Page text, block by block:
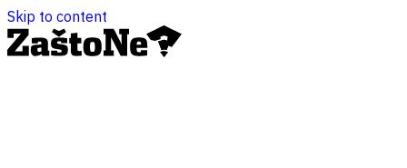
Skip to content